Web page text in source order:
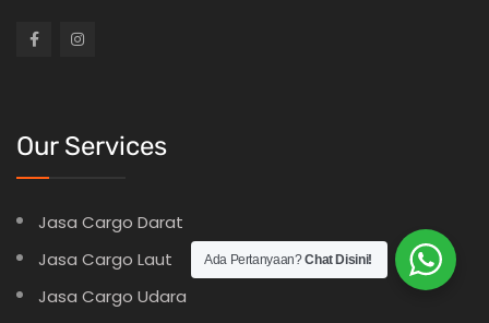
Our Services
Jasa Cargo Darat
Jasa Cargo Laut
Jasa Cargo Udara
Ada Pertanyaan?Chat Disini!